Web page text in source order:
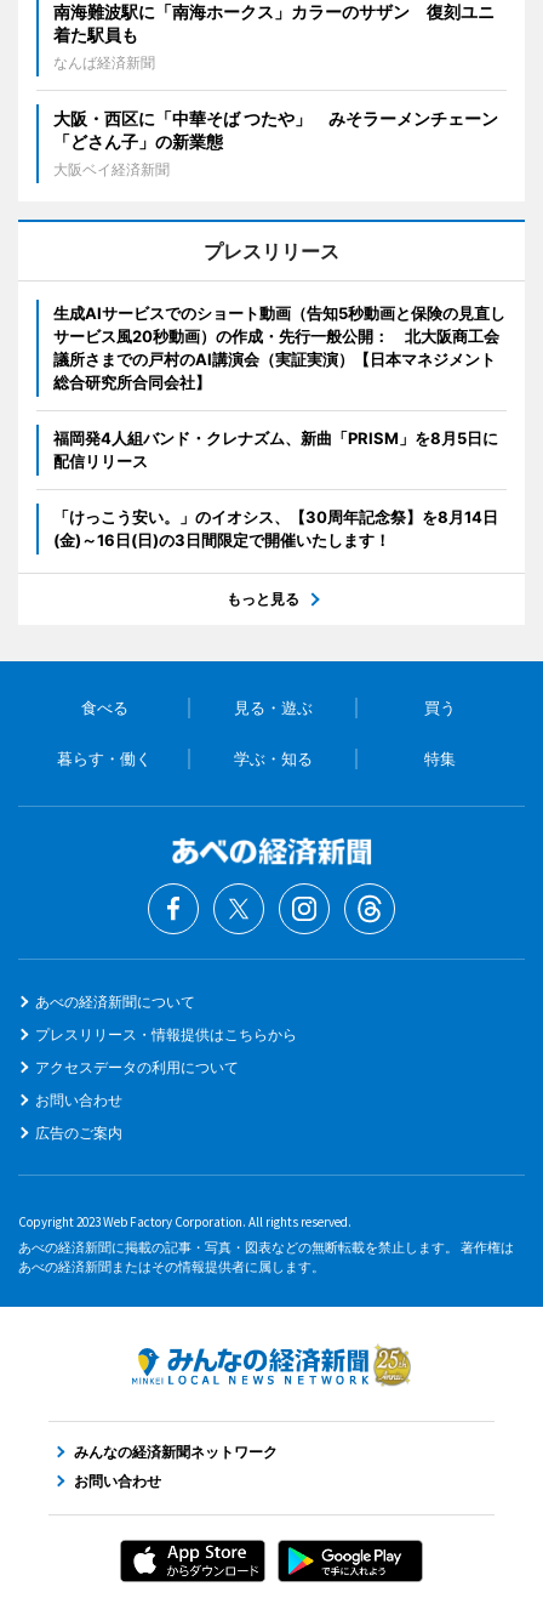
南海難波駅に「南海ホークス」カラーのサザン 復刻ユニ
着た駅員も
なんば経済新聞
大阪・西区に「中華そば つたや」 みそラーメンチェーン
「どさん子」の新業態
大阪ベイ経済新聞
プレスリリース
生成AIサービスでのショート動画（告知5秒動画と保険の見直し
サービス風20秒動画）の作成・先行一般公開： 北大阪商工会
議所さまでの戸村のAI講演会（実証実演）【日本マネジメント
総合研究所合同会社】
福岡発4人組バンド・クレナズム、新曲「PRISM」を8月5日に
配信リリース
「けっこう安い。」のイオシス、【30周年記念祭】を8月14日
(金)～16日(日)の3日間限定で開催いたします！
もっと見る
食べる 見る・遊ぶ 買う
暮らす・働く 学ぶ・知る 特集
あべの経済新聞について
プレスリリース・情報提供はこちらから
アクセスデータの利用について
お問い合わせ
広告のご案内
Copyright 2023 Web Factory Corporation. All rights reserved.
あべの経済新聞に掲載の記事・写真・図表などの無断転載を禁止します。 著作権は
あべの経済新聞またはその情報提供者に属します。
みんなの経済新聞ネットワーク
お問い合わせ